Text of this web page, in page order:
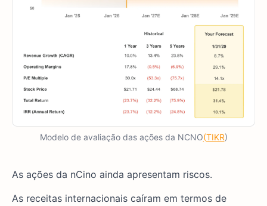
Modelo de avaliação das ações da NCNO(TIKR)
As ações da nCino ainda apresentam riscos.
As receitas internacionais caíram em termos de